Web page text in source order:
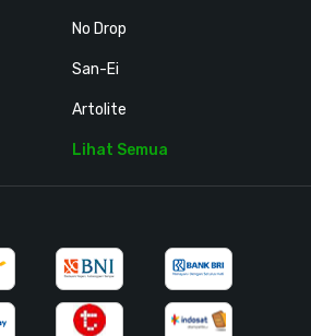
No Drop
San-Ei
Artolite
Lihat Semua